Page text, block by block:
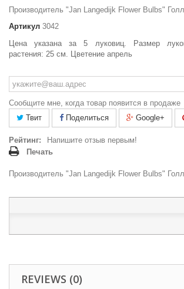
Производитель "Jan Langedijk Flower Bulbs"
Артикул 3042
Цена указана за 5 луковиц. Размер
растения: 25 см. Цветение апрель
Сообщите мне, когда товар появится в продаже
Твит
Поделиться Google+
Рейтинг:
Напишите отзыв первым!
Печать
Производитель "Jan Langedijk Flower Bulbs"
REVIEWS (0)